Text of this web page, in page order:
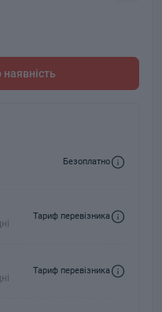
Безоплатно
Тариф перевізника
Тариф перевізника